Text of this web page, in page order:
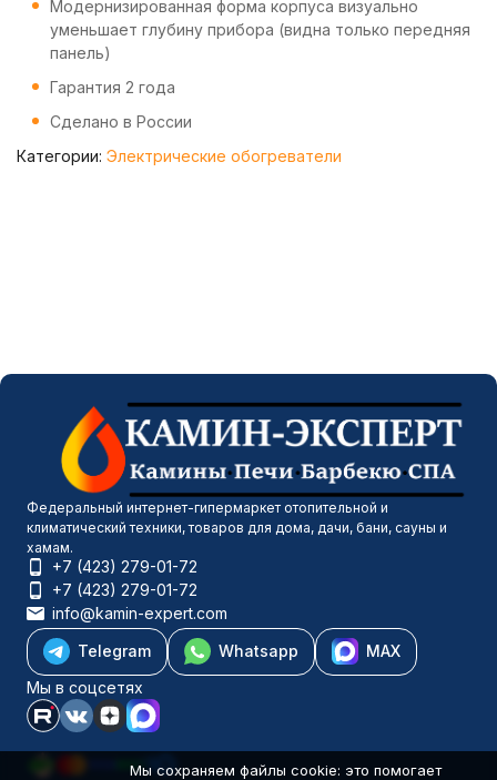
Модернизированная форма корпуса визуально
уменьшает глубину прибора (видна только передняя
панель)
Гарантия 2 года
Сделано в России
Категории: Электрические обогреватели
Федеральный интернет-гипермаркет отопительной и
климатический техники, товаров для дома, дачи, бани, сауны и
хамам.
+7 (423) 279-01-72
+7 (423) 279-01-72
info@kamin-expert.com
Telegram
Whatsapp
MAX
Мы в соцсетях
Мы сохраняем файлы cookie: это помогает